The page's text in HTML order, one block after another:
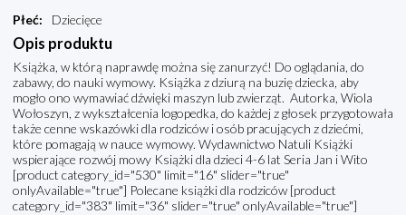
Płeć: Dziecięce
Opis produktu
Książka, w którą naprawdę można się zanurzyć! Do oglądania, do
zabawy, do nauki wymowy. Książka z dziurą na buzię dziecka, aby
mogło ono wymawiać dźwięki maszyn lub zwierząt. Autorka, Wiola
Wołoszyn, z wykształcenia logopedka, do każdej z głosek przygotowała
także cenne wskazówki dla rodziców i osób pracujących z dziećmi,
które pomagają w nauce wymowy. Wydawnictwo Natuli Książki
wspierające rozwój mowy Książki dla dzieci 4-6 lat Seria Jan i Wito
[product category_id="530" limit="16" slider="true"
onlyAvailable="true"] Polecane książki dla rodziców [product
category_id="383" limit="36" slider="true" onlyAvailable="true"]